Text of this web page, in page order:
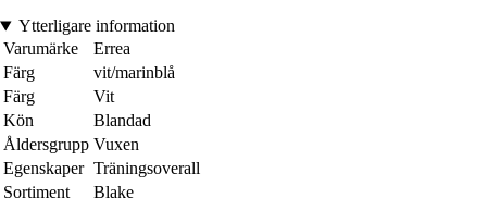
Ytterligare information
Varumärke
Errea
Färg
vit/marinblå
Färg
Vit
Kön
Blandad
Åldersgrupp Vuxen
Egenskaper Träningsoverall
Sortiment
Blake